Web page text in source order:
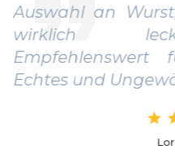
Auswahl an
wirklich
Echtes und